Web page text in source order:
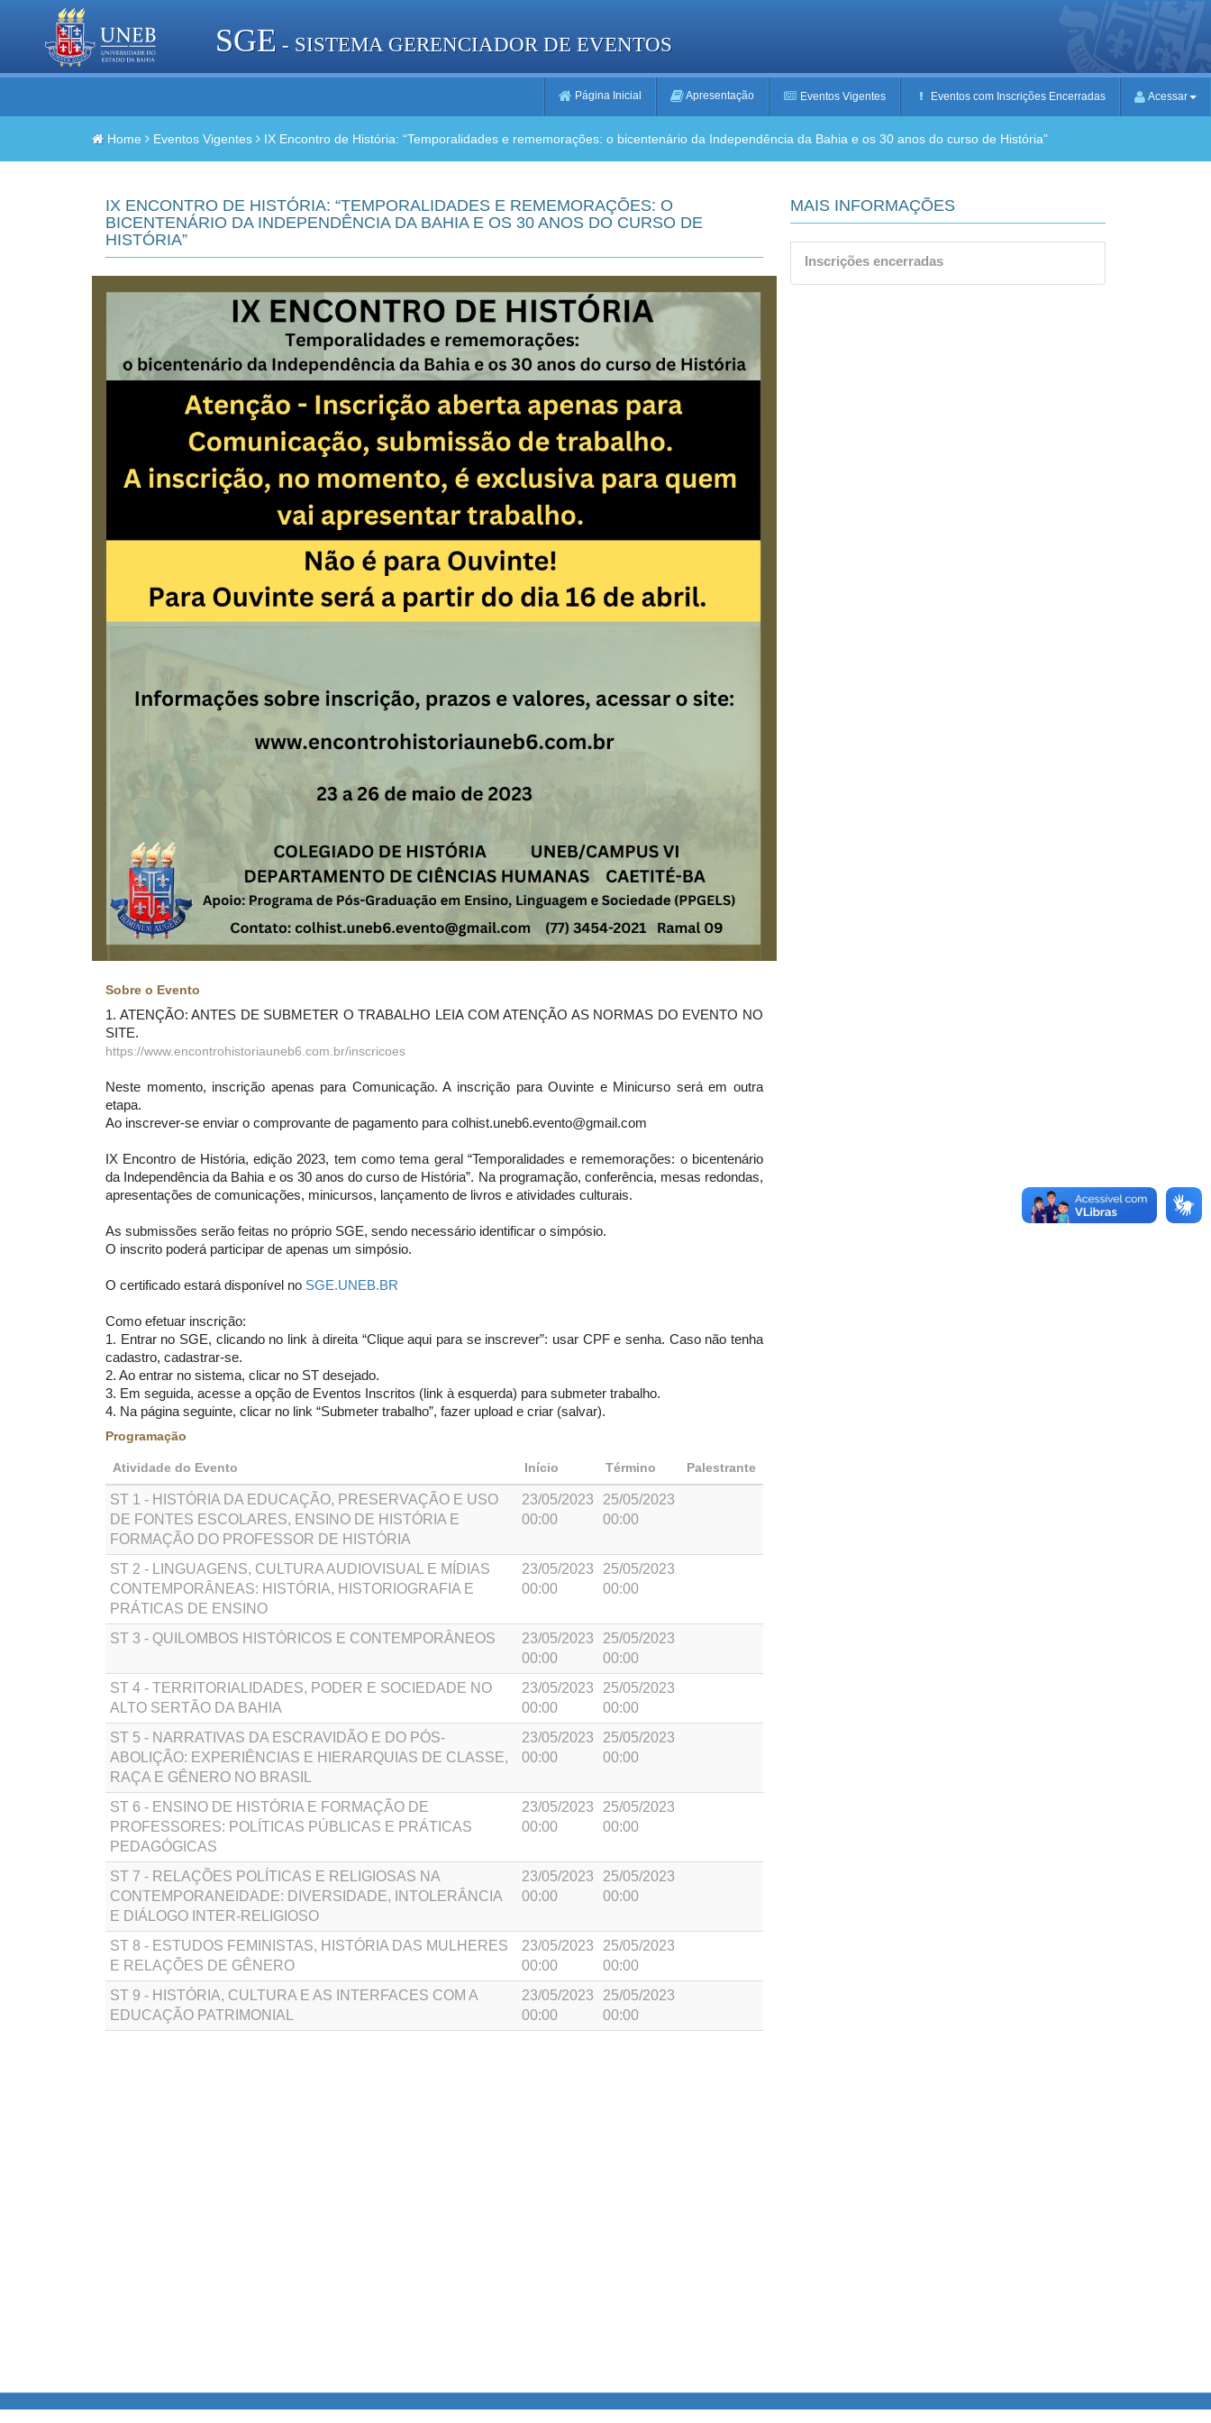
SGE - SISTEMA GERENCIADOR DE EVENTOS
Página Inicial Apresentação Eventos Vigentes Eventos com Inscrições Encerradas Acessar
Home Eventos Vigentes IX Encontro de História: “Temporalidades e rememorações: o bicentenário da Independência da Bahia e os 30 anos do curso de História”
IX ENCONTRO DE HISTÓRIA: “TEMPORALIDADES E REMEMORAÇÕES: O
BICENTENÁRIO DA INDEPENDÊNCIA DA BAHIA E OS 30 ANOS DO CURSO DE
HISTÓRIA”
Sobre o Evento
1. ATENÇÃO: ANTES DE SUBMETER O TRABALHO LEIA COM ATENÇÃO AS NORMAS DO EVENTO NO
SITE.
https://www.encontrohistoriauneb6.com.br/inscricoes
Neste momento, inscrição apenas para Comunicação. A inscrição para Ouvinte e Minicurso será em outra
etapa.
Ao inscrever-se enviar o comprovante de pagamento para colhist.uneb6.evento@gmail.com
IX Encontro de História, edição 2023, tem como tema geral “Temporalidades e rememorações: o bicentenário
da Independência da Bahia e os 30 anos do curso de História”. Na programação, conferência, mesas redondas,
apresentações de comunicações, minicursos, lançamento de livros e atividades culturais.
As submissões serão feitas no próprio SGE, sendo necessário identificar o simpósio.
O inscrito poderá participar de apenas um simpósio.
O certificado estará disponível no SGE.UNEB.BR
Como efetuar inscrição:
1. Entrar no SGE, clicando no link à direita “Clique aqui para se inscrever”: usar CPF e senha. Caso não tenha
cadastro, cadastrar-se.
2. Ao entrar no sistema, clicar no ST desejado.
3. Em seguida, acesse a opção de Eventos Inscritos (link à esquerda) para submeter trabalho.
4. Na página seguinte, clicar no link “Submeter trabalho”, fazer upload e criar (salvar).
Programação
Atividade do Evento Início Término Palestrante
ST 1 - HISTÓRIA DA EDUCAÇÃO, PRESERVAÇÃO E USO
DE FONTES ESCOLARES, ENSINO DE HISTÓRIA E
FORMAÇÃO DO PROFESSOR DE HISTÓRIA
23/05/2023
00:00
25/05/2023
00:00
ST 2 - LINGUAGENS, CULTURA AUDIOVISUAL E MÍDIAS
CONTEMPORÂNEAS: HISTÓRIA, HISTORIOGRAFIA E
PRÁTICAS DE ENSINO
23/05/2023
00:00
25/05/2023
00:00
ST 3 - QUILOMBOS HISTÓRICOS E CONTEMPORÂNEOS
23/05/2023
00:00
25/05/2023
00:00
ST 4 - TERRITORIALIDADES, PODER E SOCIEDADE NO
ALTO SERTÃO DA BAHIA
23/05/2023
00:00
25/05/2023
00:00
ST 5 - NARRATIVAS DA ESCRAVIDÃO E DO PÓS-
ABOLIÇÃO: EXPERIÊNCIAS E HIERARQUIAS DE CLASSE,
RAÇA E GÊNERO NO BRASIL
23/05/2023
00:00
25/05/2023
00:00
ST 6 - ENSINO DE HISTÓRIA E FORMAÇÃO DE
PROFESSORES: POLÍTICAS PÚBLICAS E PRÁTICAS
PEDAGÓGICAS
23/05/2023
00:00
25/05/2023
00:00
ST 7 - RELAÇÕES POLÍTICAS E RELIGIOSAS NA
CONTEMPORANEIDADE: DIVERSIDADE, INTOLERÂNCIA
E DIÁLOGO INTER-RELIGIOSO
23/05/2023
00:00
25/05/2023
00:00
ST 8 - ESTUDOS FEMINISTAS, HISTÓRIA DAS MULHERES
E RELAÇÕES DE GÊNERO
23/05/2023
00:00
25/05/2023
00:00
ST 9 - HISTÓRIA, CULTURA E AS INTERFACES COM A
EDUCAÇÃO PATRIMONIAL
23/05/2023
00:00
25/05/2023
00:00
MAIS INFORMAÇÕES
Inscrições encerradas